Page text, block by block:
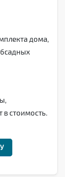
дома,
в стоимость.